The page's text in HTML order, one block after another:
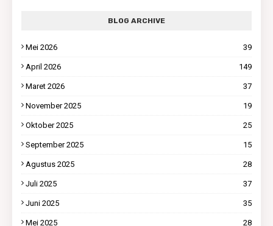
BLOG ARCHIVE
Mei 2026 39
April 2026 149
Maret 2026 37
November 2025 19
Oktober 2025 25
September 2025 15
Agustus 2025 28
Juli 2025 37
Juni 2025 35
Mei 2025 28